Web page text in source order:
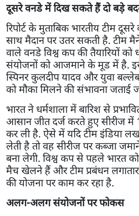
दूसरे वनडे में दिख सकते हैं दो बड़े
रिपोर्ट के मुताबिक भारतीय टीम
साथ मैदान पर उतर सकती है. टीम
वाले वनडे विश्व कप की तैयारियों को
संयोजनों को आजमाने के मूड में है.
स्पिनर कुलदीप यादव और युवा
को मौका मिलने की संभावना जताई
भारत ने धर्मशाला में बारिश से
आसान जीत दर्ज करते हुए सीरीज में
कर ली है. ऐसे में यदि टीम इंडिया
लेती है तो वह सीरीज पर कब्जा
बना लेगी. विश्व कप से पहले भारत
मैच खेलने हैं और टीम प्रबंधन
की योजना पर काम कर रहा है.
अलग-अलग संयोजनों पर फोकस